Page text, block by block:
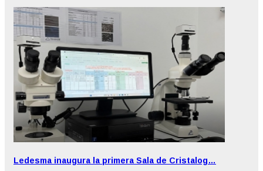
Ledesma inaugura la primera Sala de Cristalog…